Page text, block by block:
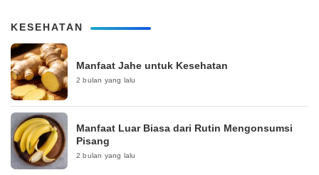
KESEHATAN
Manfaat Jahe untuk Kesehatan
2 bulan yang lalu
Manfaat Luar Biasa dari Rutin Mengonsumsi
Pisang
2 bulan yang lalu